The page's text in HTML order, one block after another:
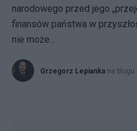
narodowego przed jego
finansów państwa w
nie może...
Grzegorz Lepianka na blogu